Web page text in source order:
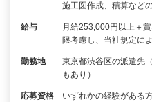
施工図作成、積算など
給与
月給253,000円以上＋
限考慮し、当社規定に
勤務地
東京都渋谷区の派遣先
もあり）
応募資格
いずれかの経験がある